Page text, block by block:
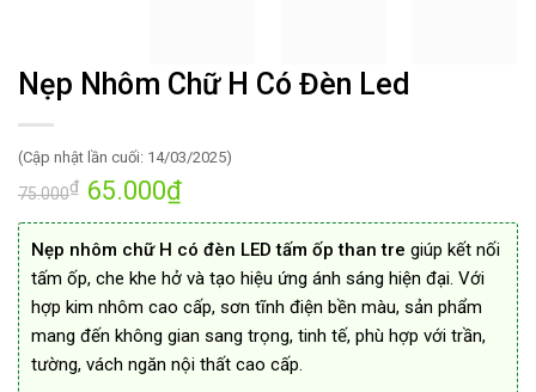
Nẹp Nhôm Chữ H Có Đèn Led
(Cập nhật lần cuối: 14/03/2025)
75.000₫ Giá
gốc
là:
65.000₫
tại
65.000₫.
Nẹp nhôm chữ H có đèn LED tấm ốp than tre giúp kết nối
tấm ốp, che khe hở và tạo hiệu ứng ánh sáng hiện đại. Với
hợp kim nhôm cao cấp, sơn tĩnh điện bền màu, sản phẩm
mang đến không gian sang trọng, tinh tế, phù hợp với trần,
tường, vách ngăn nội thất cao cấp.